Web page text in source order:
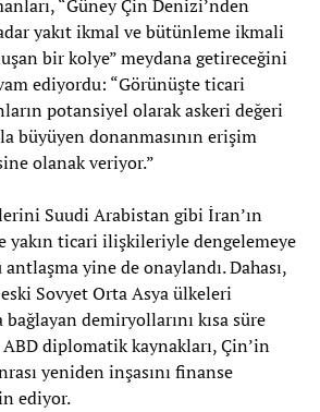
“Güney Çin Denizi’nden
yakıt ikmal ve bütünleme ikmali
bir kolye” meydana getireceğini
ediyordu: “Görünüşte ticari
potansiyel olarak askeri değeri
büyüyen donanmasının erişim
olanak veriyor.”
Suudi Arabistan gibi İran’ın
yakın ticari ilişkileriyle dengelemeye
antlaşma yine de onaylandı. Dahası,
Sovyet Orta Asya ülkeleri
demiryollarını kısa süre
diplomatik kaynakları, Çin’in
yeniden inşasını finanse
ediyor.